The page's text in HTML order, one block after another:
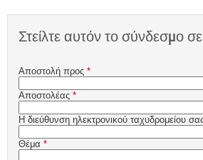
Στείλτε αυτόν το σύνδεσμο
Αποστολή προς *
Αποστολέας *
Η διεύθυνση ηλεκτρονικού ταχυδρομείου
Θέμα *